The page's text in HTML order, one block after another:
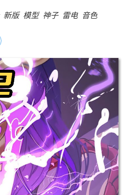
新版 模型 神子 雷电 音色